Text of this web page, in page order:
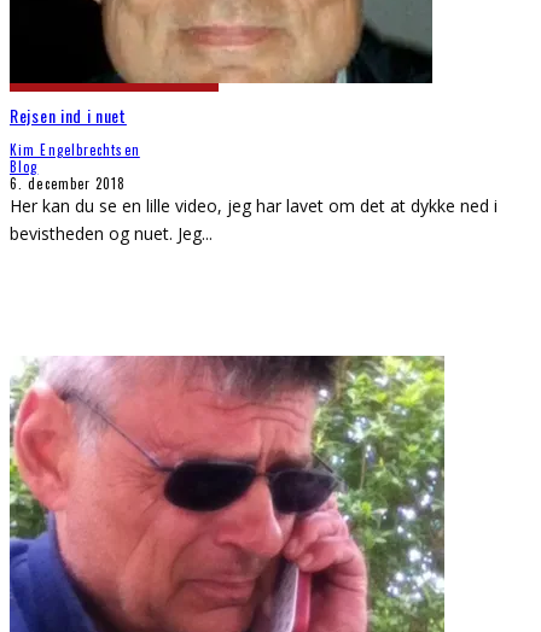
Rejsen ind i nuet
Kim Engelbrechtsen
Blog
6. december 2018
Her kan du se en lille video, jeg har lavet om det at dykke ned i
bevistheden og nuet. Jeg...